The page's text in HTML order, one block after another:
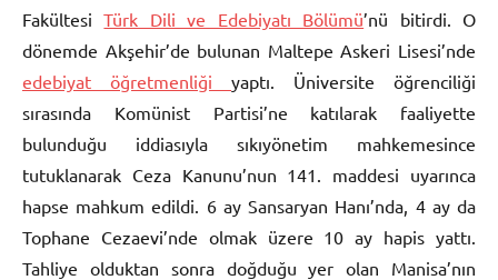
FakültesiTürk Dili ve Edebiyatı Bölümü’nü bitirdi. O
dönemde Akşehir’de bulunan Maltepe Askeri Lisesi’nde
edebiyat öğretmenliği yaptı. Üniversite öğrenciliği
sırasında Komünist Partisi’ne katılarak faaliyette
bulunduğu iddiasıyla sıkıyönetim mahkemesince
tutuklanarak Ceza Kanunu’nun 141. maddesi uyarınca
hapse mahkum edildi. 6 ay Sansaryan Hanı’nda, 4 ay da
Tophane Cezaevi’nde olmak üzere 10 ay hapis yattı.
Tahliye olduktan sonra doğduğu yer olan Manisa’nın